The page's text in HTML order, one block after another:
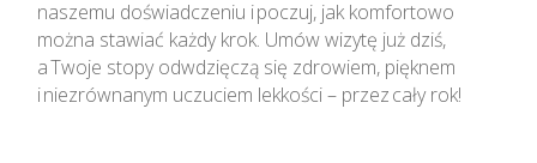
naszemu doświadczeniu i poczuj, jak komfortowo
można stawiać każdy krok. Umów wizytę już dziś,
a Twoje stopy odwdzięczą się zdrowiem, pięknem
i niezrównanym uczuciem lekkości – przez cały rok!